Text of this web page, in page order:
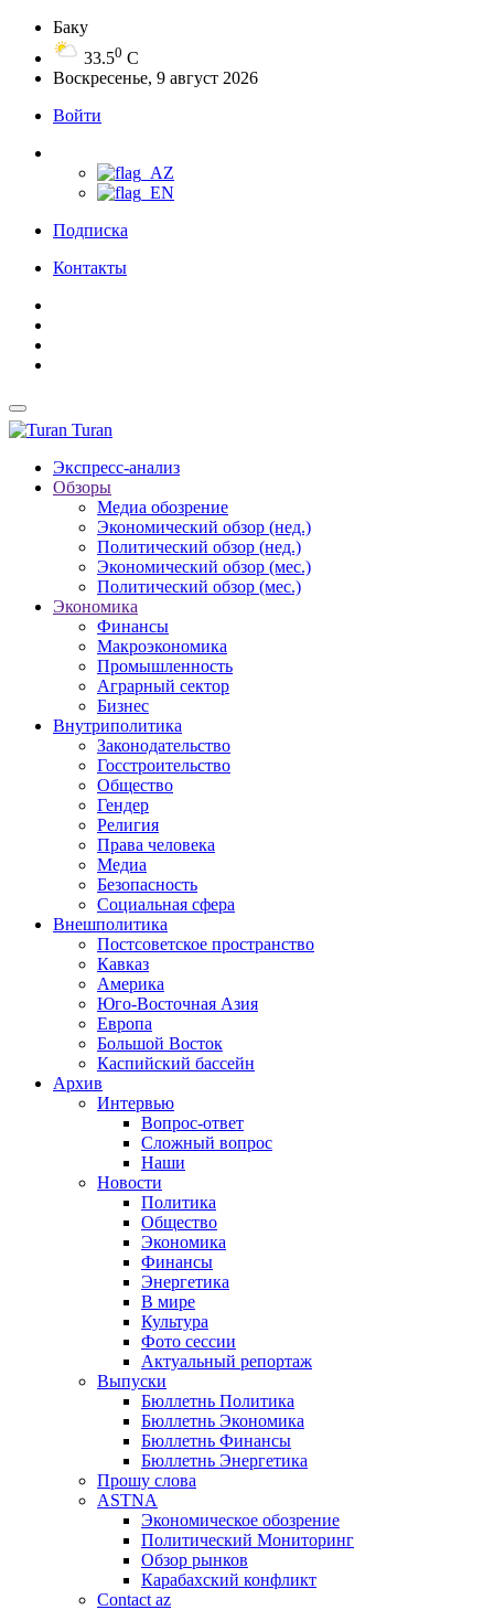
Баку
33.50 C
Воскресенье, 9 август 2026
Войти
Подписка
Контакты
Turan
Экспресс-анализ
Обзоры
Медиа обозрение
Экономический обзор (нед.)
Политический обзор (нед.)
Экономический обзор (мес.)
Политический обзор (мес.)
Экономика
Финансы
Макроэкономика
Промышленность
Аграрный сектор
Бизнес
Внутриполитика
Законодательство
Госстроительство
Общество
Гендер
Религия
Права человека
Медиа
Безопасность
Социальная сфера
Внешполитика
Постсоветское пространство
Кавказ
Америка
Юго-Восточная Азия
Европа
Большой Восток
Каспийский бассейн
Архив
Интервью
Вопрос-ответ
Сложный вопрос
Наши
Новости
Политика
Общество
Экономика
Финансы
Энергетика
В мире
Культура
Фото сессии
Актуальный репортаж
Выпуски
Бюллетнь Политика
Бюллетнь Экономика
Бюллетнь Финансы
Бюллетнь Энергетика
Прошу слова
ASTNA
Экономическое обозрение
Политический Мониторинг
Обзор рынков
Карабахский конфликт
Contact az